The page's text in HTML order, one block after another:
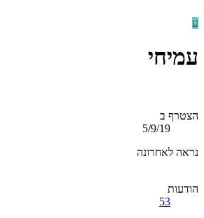
ע
עמיחי
הצטרף ב
5/9/19
נראה לאחרונה
הודעות
53